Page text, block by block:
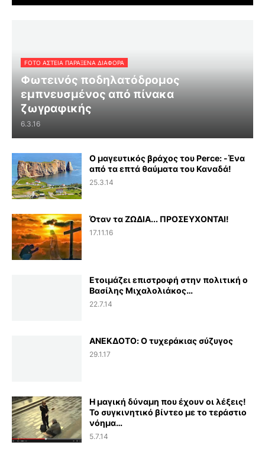
FOTO ΑΣΤΕΙΑ ΠΑΡΑΞΕΝΑ ΔΙΑΦΟΡΑ
Φωτεινός ποδηλατόδρομος
εμπνευσμένος από πίνακα
ζωγραφικής
6.3.16
Ο μαγευτικός βράχος του Perce: -Ένα
από τα επτά θαύματα του Καναδά!
25.3.14
Όταν τα ΖΩΔΙΑ... ΠΡΟΣΕΥΧΟΝΤΑΙ!
17.11.16
Ετοιμάζει επιστροφή στην πολιτική ο
Βασίλης Μιχαλολιάκος…
22.7.14
ΑΝΕΚΔΟΤΟ: Ο τυχεράκιας σύζυγος
29.1.17
Η μαγική δύναμη που έχουν οι λέξεις!
Το συγκινητικό βίντεο με το τεράστιο
νόημα…
5.7.14